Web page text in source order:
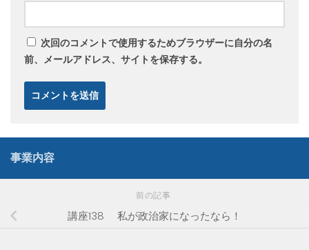
次回のコメントで使用するためブラウザーに自分の名
前、メールアドレス、サイトを保存する。
事業内容
前の記事
講座138 私が政治家になったなら！